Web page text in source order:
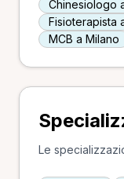
Chinesiologo
Fisioterapista
MCB a Milano
Le